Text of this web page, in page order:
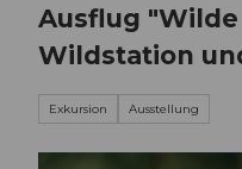
Ausflug
Wildstation
Exkursion Ausstellung